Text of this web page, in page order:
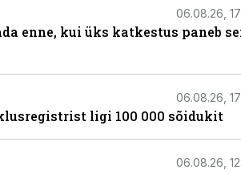
06.08.26,
enne, kui üks katkestus paneb
06.08.26,
ligi 100 000 sõidukit
06.08.26,